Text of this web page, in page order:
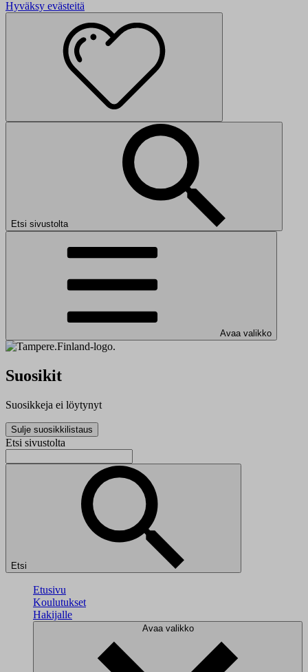
Hyväksy evästeitä
Etsi sivustolta
Avaa valikko
Suosikit
Suosikkeja ei löytynyt
Sulje suosikkilistaus
Etsi sivustolta
Etsi
Etusivu
Koulutukset
Hakijalle
Avaa valikko